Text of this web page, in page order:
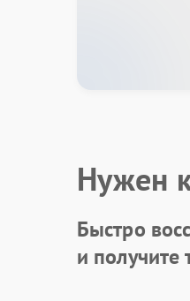
Нужен
Быстро
и получите